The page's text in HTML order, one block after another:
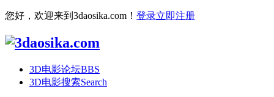
您好，欢迎来到3daosika.com！ 登录立即注册
3D电影论坛BBS
3D电影搜索Search